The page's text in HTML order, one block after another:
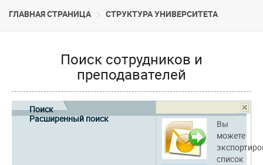
ГЛАВНАЯ СТРАНИЦА CТРУКТУРА УНИВЕРСИТЕТА
Поиск сотрудников и
преподавателей
Вы
можете
список
Поиск
Расширенный поиск